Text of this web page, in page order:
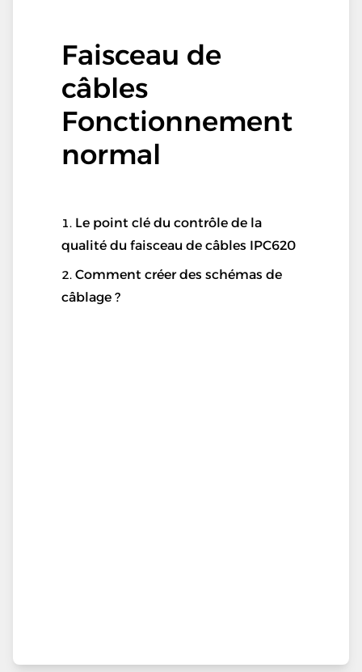
Faisceau de
câbles
Fonctionnement
normal
Le point clé du contrôle de la
qualité du faisceau de câbles IPC620
Comment créer des schémas de
câblage ?